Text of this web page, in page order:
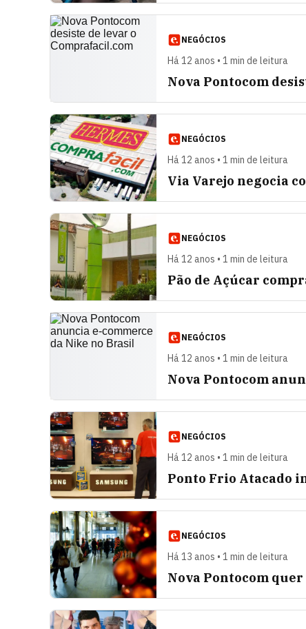
NEGÓCIOS
Há 12 anos • 1 min de leitura
Nova Pontocom
NEGÓCIOS
Há 12 anos • 1 min de leitura
Via Varejo negocia
NEGÓCIOS
Há 12 anos • 1 min de leitura
Pão de Açúcar
NEGÓCIOS
Há 12 anos • 1 min de leitura
Nova Pontocom
NEGÓCIOS
Há 12 anos • 1 min de leitura
Ponto Frio Atacado
NEGÓCIOS
Há 13 anos • 1 min de leitura
Nova Pontocom